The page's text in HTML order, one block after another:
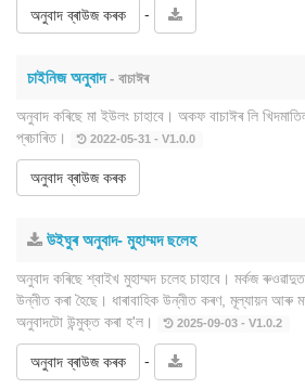
অনুবাদ ব্ৰাউজ কৰক -
চাইনিজ অনুবাদ- বাচাঈৰ
অনুবাদ কৰিছে মা ইউলং চাহাবে। অকফ বাচাঈৰ লি
প্ৰচাৰিত।
2022-05-31 - V1.0.0
অনুবাদ ব্ৰাউজ কৰক
উইঘুৰ অনুবাদ- মুহাম্মদ ছলেহ
অনুবাদ কৰিছে শ্বাইখ মুহাম্মদ চলেহ চাহাবে। মৰ্কজ ৰুওৱাদুত
উন্নীত কৰা হৈছে। ধাৰাবাহিক উন্নীত কৰণ, মূল্যায়ন আৰু
অনুবাদটো উন্মুক্ত কৰা হ'ল।
2025-09-03 - V1.0.2
অনুবাদ ব্ৰাউজ কৰক -